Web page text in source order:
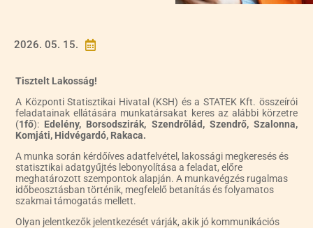

2026. 05. 15.
Tisztelt Lakosság!
A Központi Statisztikai Hivatal (KSH) és a STATEK Kft. összeírói
feladatainak ellátására munkatársakat keres az alábbi körzetre
(1fő): Edelény, Borsodszirák, Szendrőlád, Szendrő, Szalonna,
Komjáti, Hidvégardó, Rakaca.
A munka során kérdőíves adatfelvétel, lakossági megkeresés és
statisztikai adatgyűjtés lebonyolítása a feladat, előre
meghatározott szempontok alapján. A munkavégzés rugalmas
időbeosztásban történik, megfelelő betanítás és folyamatos
szakmai támogatás mellett.
Olyan jelentkezők jelentkezését várják, akik jó kommunikációs